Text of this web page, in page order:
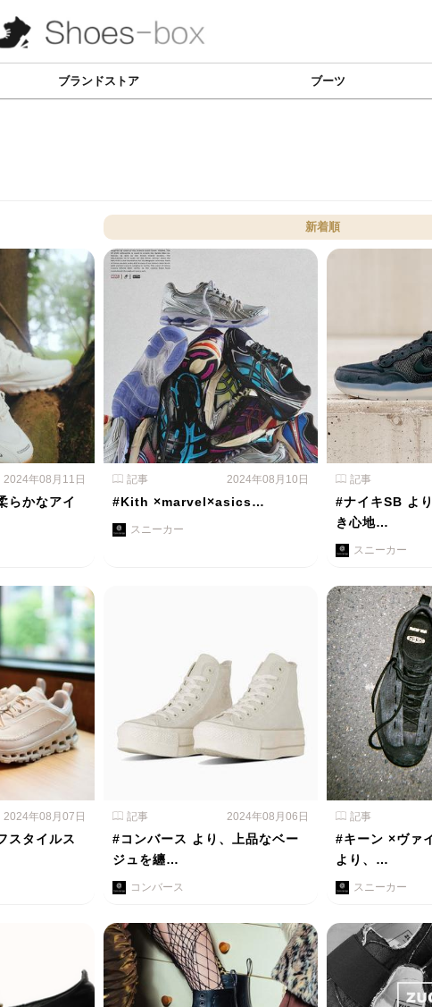
ブランドストア ブーツ
新着順
2024年08月11日
らかなアイ
記事 2024年08月10日
#Kith ×marvel×asics…
スニーカー
記事
#ナイキSB よ
き心地…
スニーカー
2024年08月07日
スタイルス
記事 2024年08月06日
#コンバース より、上品なベー
ジュを纏…
コンバース
記事
#キーン ×ヴァ
より、…
スニーカー